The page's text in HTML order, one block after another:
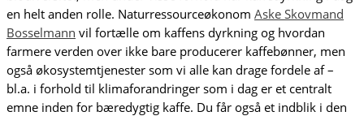
en helt anden rolle. Naturressourceøkonom Aske Skovmand
Bosselmann vil fortælle om kaffens dyrkning og hvordan
farmere verden over ikke bare producerer kaffebønner, men
også økosystemtjenester som vi alle kan drage fordele af –
bl.a. i forhold til klimaforandringer som i dag er et centralt
emne inden for bæredygtig kaffe. Du får også et indblik i den